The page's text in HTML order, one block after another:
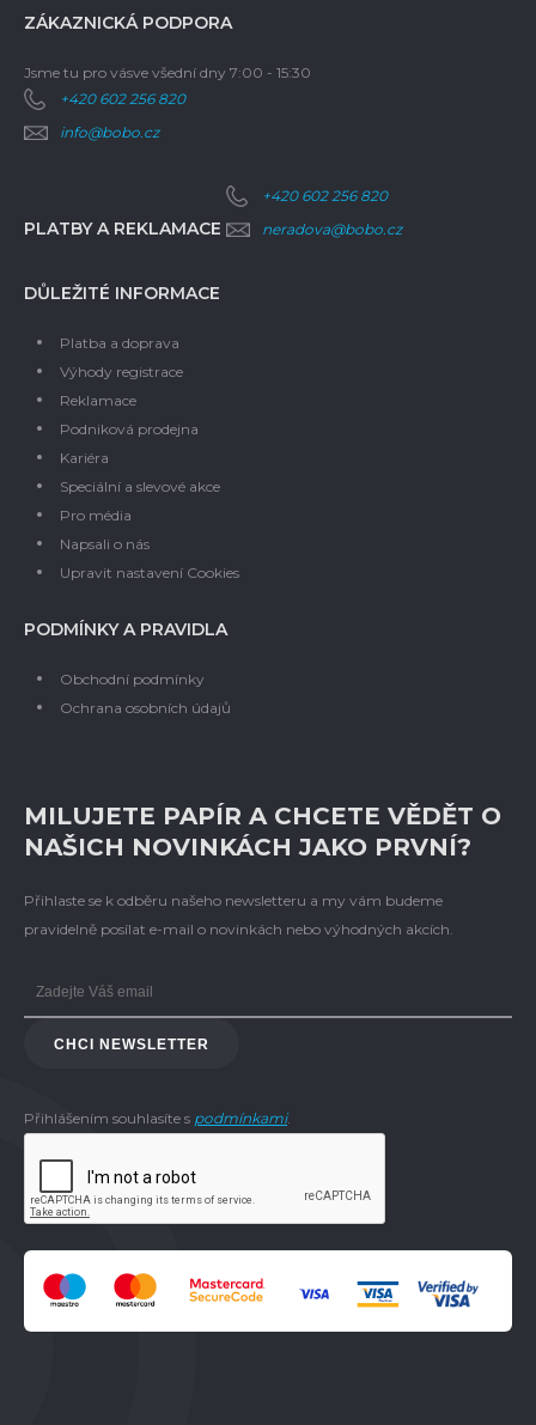
ZÁKAZNICKÁ PODPORA
Jsme tu pro vásve všední dny 7:00 - 15:30
+420 602 256 820
info@bobo.cz
PLATBY A REKLAMACE
+420 602 256 820
neradova@bobo.cz
DŮLEŽITÉ INFORMACE
Platba a doprava
Výhody registrace
Reklamace
Podniková prodejna
Kariéra
Speciální a slevové akce
Pro média
Napsali o nás
Upravit nastavení Cookies
PODMÍNKY A PRAVIDLA
Obchodní podmínky
Ochrana osobních údajů
MILUJETE PAPÍR A CHCETE VĚDĚT O
NAŠICH NOVINKÁCH JAKO PRVNÍ?
Přihlaste se k odběru našeho newsletteru a my vám budeme
pravidelně posílat e-mail o novinkách nebo výhodných akcích.
CHCI NEWSLETTER
Přihlášením souhlasíte s podmínkami.